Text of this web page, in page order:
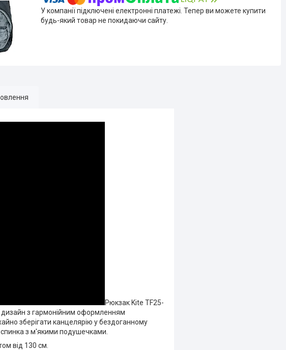
У компанії підключені електронні платежі. Тепер ви можете купити
будь-який товар не покидаючи сайту.
Рюкзак Kite TF25-
з гармонійним оформленням
зберігати канцелярію у бездоганному
з м'якими подушечками.
від 130 см.